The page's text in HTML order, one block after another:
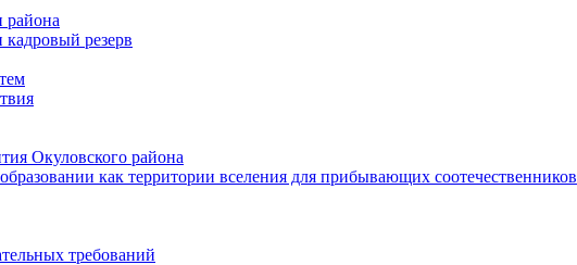
кадровый резерв
Окуловского района
как территории вселения для прибывающих соотечественников
требований